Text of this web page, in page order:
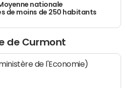
nationale
de moins de 250 habitants
de Curmont
de l'Economie)